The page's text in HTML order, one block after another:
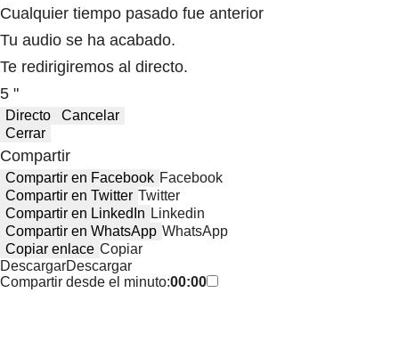
Cualquier tiempo pasado fue anterior
Tu audio se ha acabado.
Te redirigiremos al directo.
5 "
Directo
Cancelar
Cerrar
Compartir
Compartir en Facebook Facebook
Compartir en Twitter Twitter
Compartir en LinkedIn Linkedin
Compartir en WhatsApp WhatsApp
Copiar enlace Copiar
DescargarDescargar
Compartir desde el minuto:00:00